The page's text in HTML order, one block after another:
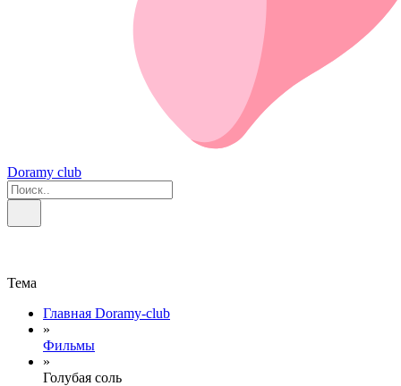
Doramy club
Тема
Главная Doramy-club
»
Фильмы
»
Голубая соль